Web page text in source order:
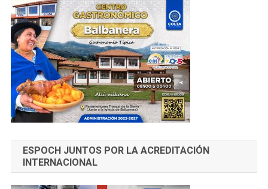
ESPOCH JUNTOS POR LA ACREDITACIÓN
INTERNACIONAL